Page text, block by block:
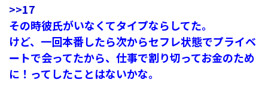
>>17
その時彼氏がいなくてタイプならしてた。
けど、一回本番したら次からセフレ状態でプライベ
ートで会ってたから、仕事で割り切ってお金のため
に！ってしたことはないかな。